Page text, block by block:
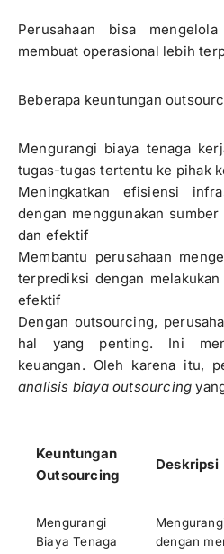
Perusahaan bisa
membuat operasional lebih
Beberapa keuntungan
Mengurangi biaya tenaga
tugas-tugas tertentu ke pihak
Meningkatkan efisiensi
dengan menggunakan
dan efektif
Membantu perusahaan
terprediksi dengan
efektif
Dengan outsourcing,
hal yang penting. Ini
keuangan. Oleh karena itu,
analisis biaya outsourcing
Keuntungan
Outsourcing
Deskripsi
Mengurangi
Biaya Tenaga
dengan